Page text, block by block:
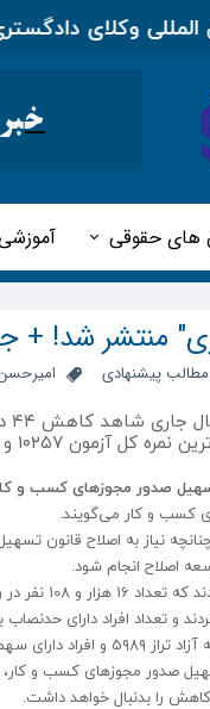
وکلای دادگستری
های حقوقی
منتشر شد! +
مطالب پیشنهادی
صدور مجوزهای کسب و
کسب و کار می‌گویند.
نیاز به اصلاح قانون
اصلاح انجام شود.
صدور مجوزهای کسب و